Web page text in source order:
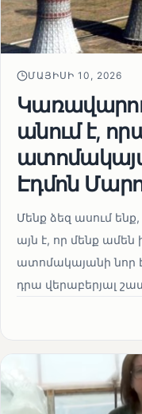
ՄԱՅԻՍԻ 10, 2026
անում է,
Էդմոն
Մենք ձեզ ասում
այն է, որ մենք ամեն
ատոմակայանի նոր
դրա վերաբերյալ